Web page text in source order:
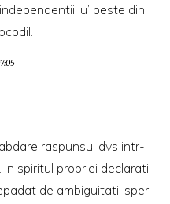
lu’ peste din
raspunsul dvs intr-
spiritul propriei declaratii
de ambiguitati, sper